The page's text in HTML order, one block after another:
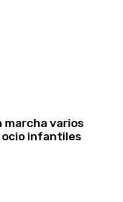
marcha varios
infantiles